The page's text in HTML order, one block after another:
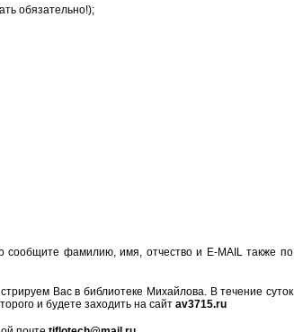
обязательно!);
фамилию, имя, отчество и E-MAIL также по
Вас в библиотеке Михайлова. В течение суток
и будете заходить на сайт av3715.ru